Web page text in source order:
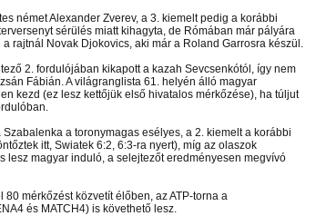
német Alexander Zverev, a 3. kiemelt pedig a korábbi
sérülés miatt kihagyta, de Rómában már pályára
rajtnál Novak Djokovics, aki már a Roland Garrosra készül.
2. fordulójában kikapott a kazah Sevcsenkótól, így nem
Fábián. A világranglista 61. helyén álló magyar
kezd (ez lesz kettőjük első hivatalos mérkőzése), ha túljut
a toronymagas esélyes, a 2. kiemelt a korábbi
itt, Swiatek 6:2, 6:3-ra nyert), míg az olaszok
lesz magyar induló, a selejtezőt eredményesen megvívó
mérkőzést közvetít élőben, az ATP-torna a
és MATCH4) is követhető lesz.